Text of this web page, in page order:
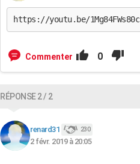
https://youtu.be/1Mg84FWs80c
Commenter 0
RÉPONSE 2 / 2
renard31 230
2 févr. 2019 à 20:05